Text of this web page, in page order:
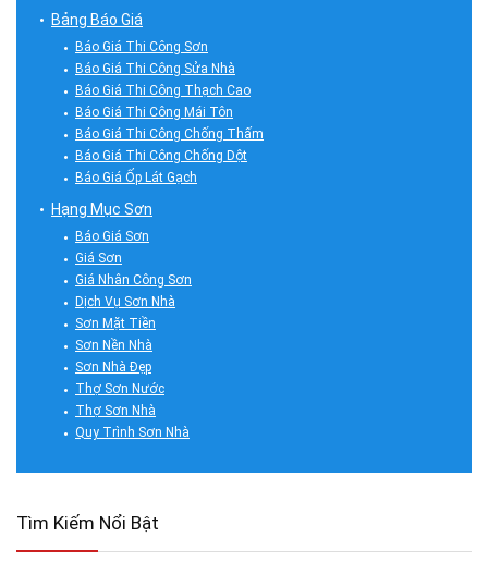
Bảng Báo Giá
Báo Giá Thi Công Sơn
Báo Giá Thi Công Sửa Nhà
Báo Giá Thi Công Thạch Cao
Báo Giá Thi Công Mái Tôn
Báo Giá Thi Công Chống Thấm
Báo Giá Thi Công Chống Dột
Báo Giá Ốp Lát Gạch
Hạng Mục Sơn
Báo Giá Sơn
Giá Sơn
Giá Nhân Công Sơn
Dịch Vụ Sơn Nhà
Sơn Mặt Tiền
Sơn Nền Nhà
Sơn Nhà Đẹp
Thợ Sơn Nước
Thợ Sơn Nhà
Quy Trình Sơn Nhà
Tìm Kiếm Nổi Bật